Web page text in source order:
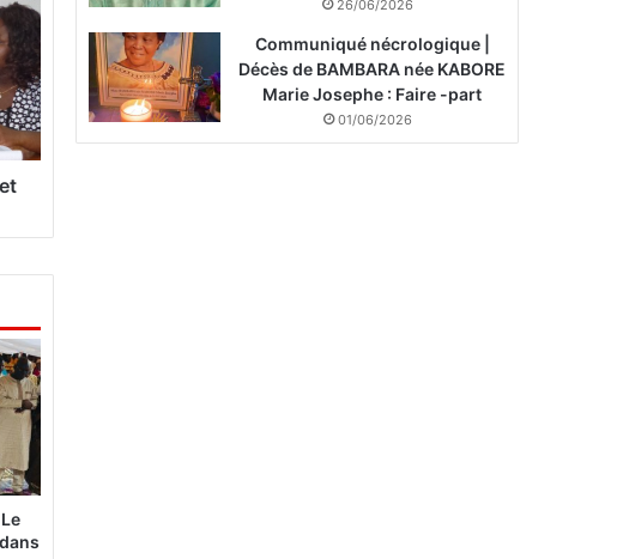
26/06/2026
Communiqué nécrologique |
Décès de BAMBARA née KABORE
Marie Josephe : Faire -part
01/06/2026